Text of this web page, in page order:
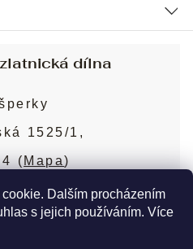
Dalším procházením
s jejich používáním. Více
dílna
1525/1,
4 ( Mapa)
prodejně